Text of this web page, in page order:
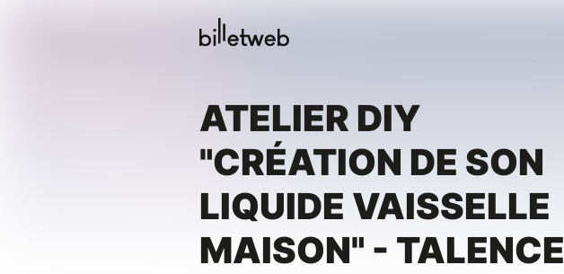
ATELIER DIY
"CRÉATION DE SON
LIQUIDE VAISSELLE
MAISON" - TALENCE